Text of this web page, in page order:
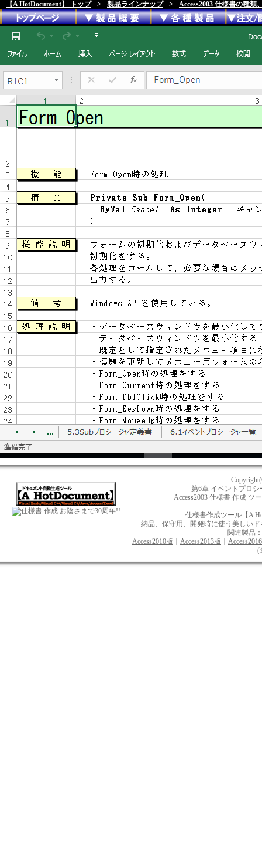
【A HotDocument】 トップ > 製品ラインナップ > Access2003 仕様書の種類
お陰さまで30周年!!
第6章 イベントプロシ
Access2003 仕様書 作成 ツ
仕様書作成ツール【A
納品、保守用、開発時に使う美しい
関連製品：
Access2010版
Access2013版
(